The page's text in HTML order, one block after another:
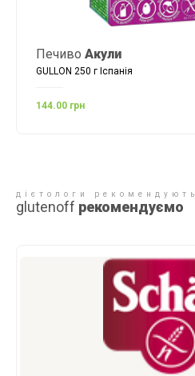
Печиво Акули
GULLON 250 г Іспанія
144.00 грн
дієтологи рекомендують
glutenoff рекомендуємо